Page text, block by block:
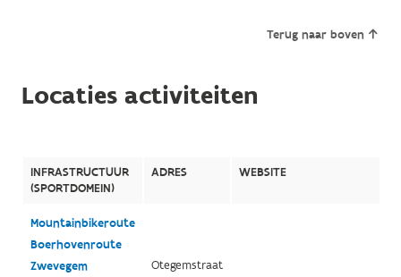
Terug naar boven
Locaties activiteiten
INFRASTRUCTUUR
(SPORTDOMEIN)
ADRES WEBSITE
Mountainbikeroute
Boerhovenroute
Zwevegem
Otegemstraat